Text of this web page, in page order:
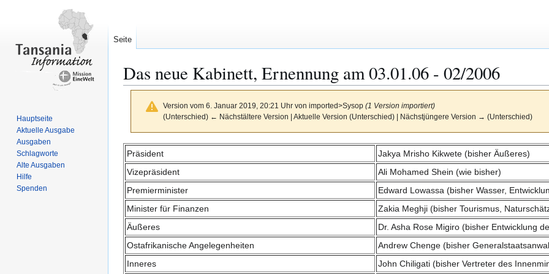
Das neue Kabinett, Ernennung am 03.01.06 - 02/2006
Version vom 6. Januar 2019, 20:21 Uhr von imported>Sysop (1 Version importiert)
(Unterschied) ← Nächstältere Version | Aktuelle Version (Unterschied) | Nächstjüngere Version → (Unterschied)
Zur
Navigation
springen
Zur
Suche
springen
Präsident
Jakya Mrisho Kikwete (bisher Äußeres)
Vizepräsident
Ali Mohamed Shein (wie bisher)
Premierminister
Edward Lowassa (bisher Wasser,
Minister für Finanzen
Zakia Meghji (bisher Tourismus,
Äußeres
Dr. Asha Rose Migiro (bisher Entwicklung
Ostafrikanische Angelegenheiten
Andrew Chenge (bisher
Inneres
John Chiligati (bisher Vertreter des
Seite
Hauptseite
Aktuelle Ausgabe
Ausgaben
Schlagworte
Alte Ausgaben
Hilfe
Spenden